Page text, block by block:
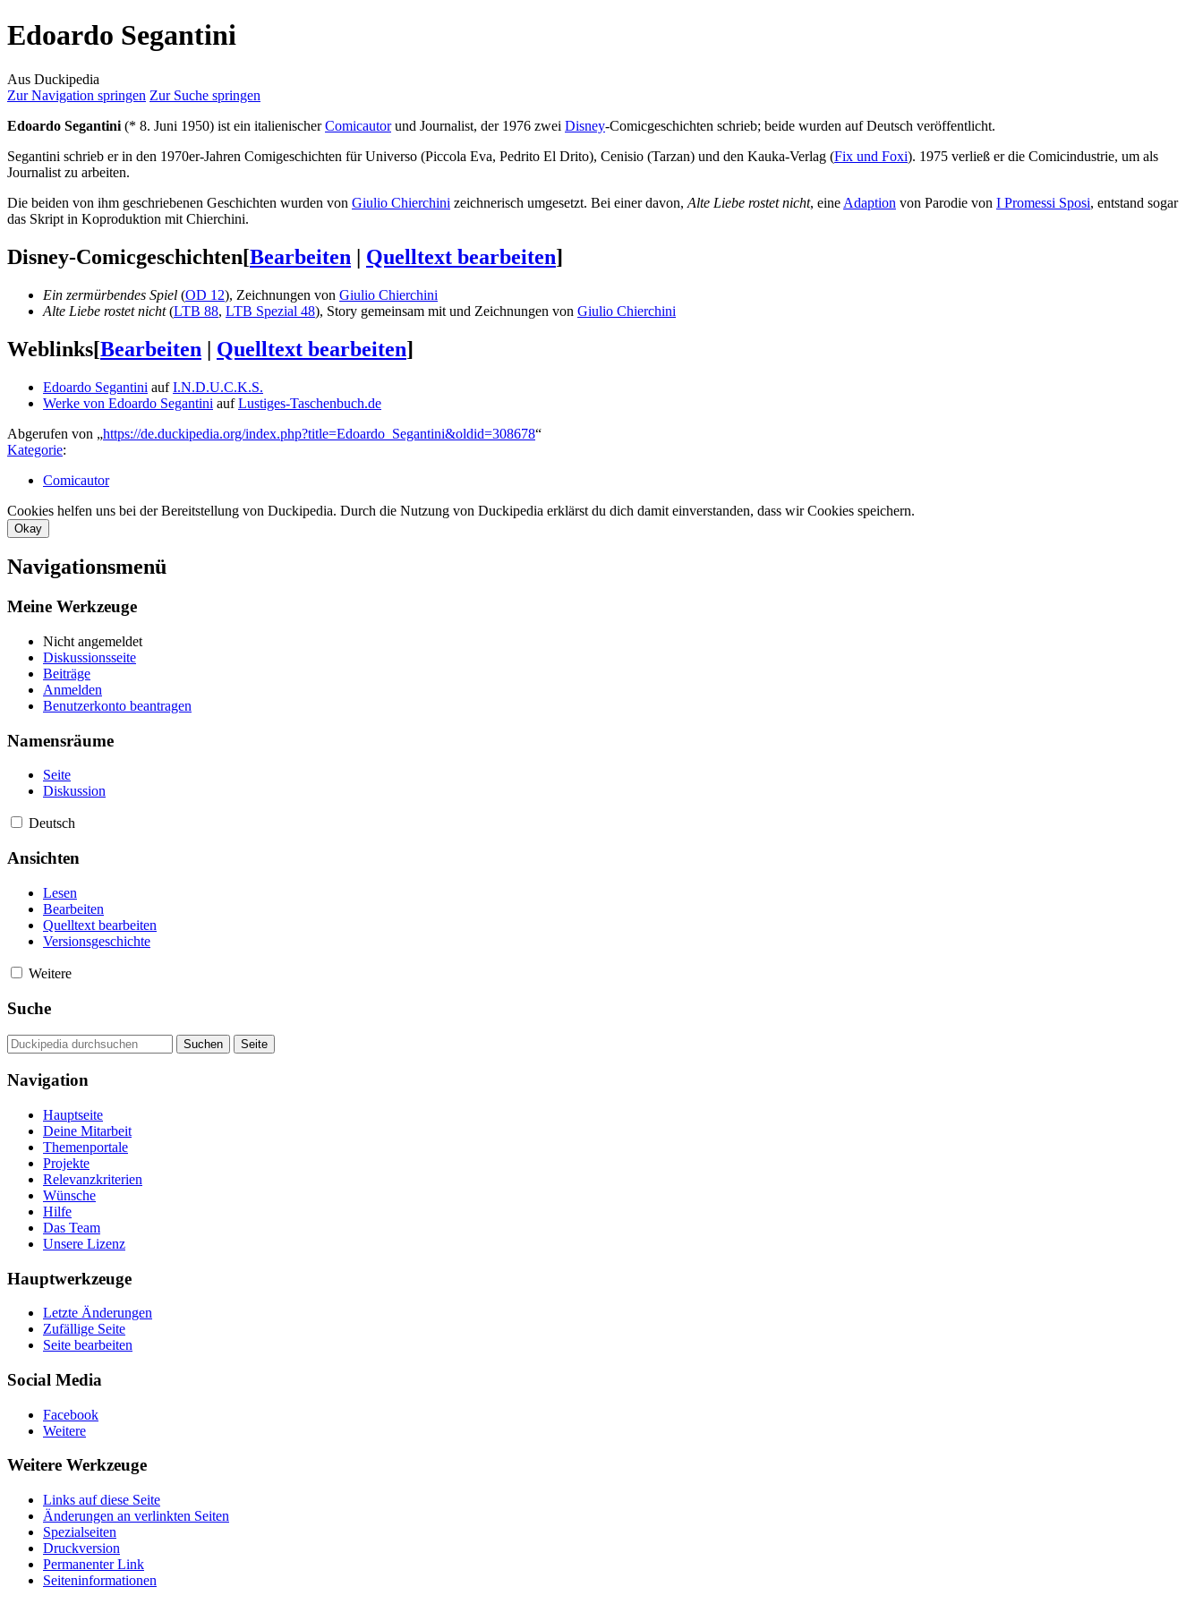
Edoardo Segantini
Aus Duckipedia
Zur Navigation springen Zur Suche springen
Edoardo Segantini (* 8. Juni 1950) ist ein italienischerComicautorund Journalist, der 1976 zwei Disney-Comicgeschichten schrieb; beide wurden auf Deutsch veröffentlicht.
Segantini schrieb er in den 1970er-Jahren Comigeschichten für Universo (Piccola Eva, Pedrito El Drito), Cenisio (Tarzan) und den Kauka-Verlag (Fix und Foxi). 1975 verließ er die Comicindustrie, um als
Journalist zu arbeiten.
Die beiden von ihm geschriebenen Geschichten wurden von Giulio Chierchini zeichnerisch umgesetzt. Bei einer davon, Alte Liebe rostet nicht, eine Adaption von Parodie von I Promessi Sposi, entstand sogar
das Skript in Koproduktion mit Chierchini.
Disney-Comicgeschichten[Bearbeiten | Quelltext bearbeiten]
Ein zermürbendes Spiel (OD 12), Zeichnungen von Giulio Chierchini
Alte Liebe rostet nicht(LTB 88, LTB Spezial 48), Story gemeinsam mit und Zeichnungen von Giulio Chierchini
Weblinks[Bearbeiten | Quelltext bearbeiten]
Edoardo Segantini aufI.N.D.U.C.K.S.
Werke von Edoardo Segantini aufLustiges-Taschenbuch.de
Abgerufen von „https://de.duckipedia.org/index.php?title=Edoardo_Segantini&oldid=308678“
Kategorie:
Comicautor
Cookies helfen uns bei der Bereitstellung von Duckipedia. Durch die Nutzung von Duckipedia erklärst du dich damit einverstanden, dass wir Cookies speichern.
Okay
Navigationsmenü
Meine Werkzeuge
Nicht angemeldet
Diskussionsseite
Beiträge
Anmelden
Benutzerkonto beantragen
Namensräume
Seite
Diskussion
Deutsch
Ansichten
Lesen
Bearbeiten
Quelltext bearbeiten
Versionsgeschichte
Weitere
Suche
Navigation
Hauptseite
Deine Mitarbeit
Themenportale
Projekte
Relevanzkriterien
Wünsche
Hilfe
Das Team
Unsere Lizenz
Hauptwerkzeuge
Letzte Änderungen
Zufällige Seite
Seite bearbeiten
Social Media
Facebook
Weitere
Weitere Werkzeuge
Links auf diese Seite
Änderungen an verlinkten Seiten
Spezialseiten
Druckversion
Permanenter Link
Seiten­­informationen